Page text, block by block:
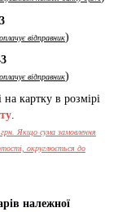
відправник)
відправник)
картку в розмірі
.
Якщо сума замовлення
округлюється до
належної